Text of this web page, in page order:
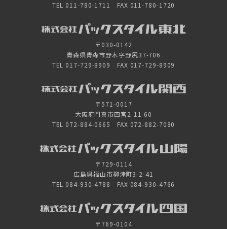
TEL 011-780-1711 FAX 011-780-1720
〒030-0142
青森県青森市野木字野尻37-706
TEL 017-729-8909 FAX 017-729-8909
〒571-0017
大阪府門真市四宮2-11-60
TEL 072-884-0665 FAX 072-882-7080
〒729-0114
広島県福山市柳津町3-2-41
TEL 084-930-4788 FAX 084-930-4766
〒769-0104